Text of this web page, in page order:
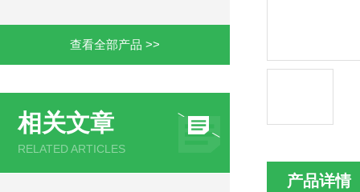
查看全部产品 >>
相关文章
RELATED ARTICLES
产品详情